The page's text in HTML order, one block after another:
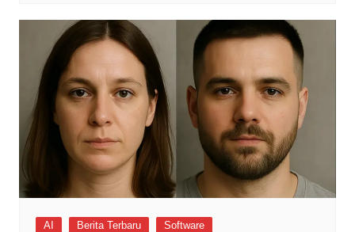
AI Berita Terbaru Software